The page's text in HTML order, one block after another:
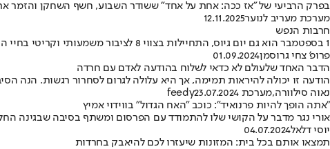
בפרק הרביעי של ״אז ככה: אחת על אחד״ ששודר השבוע, חשף השחקן והזמר
מערכת מעריב לנוער12.11.2025
חרבות הנפש
1 בספטמבר הוא גם יום גיוס, התחיילות בצווי 8 לציבור משמעותי וקריטי בחיי הילדים בישראל - המורים והרופאים, ובצידם כמובן ההורים • אין לנו פריבילגיה להסיר עין מאף ילד או ילדה
פרופ' צחי גרוסמן01.09.2024
הדבר האחד שלעולם לא כדאי לשלוח בהודעה לאדם עם חרדה
הודעה זו יכולה להיראות תמימה, אך היא עלולה לגרום לסחרור רגשות. הנה
נאוה סילוורה,מערכת feedy 23.07.2024
"אתה הופך להיות פרנואיד": כוכב "האח הגדול" בווידוי אמיץ
אורי נגר מדבר על הקושי שלו להתמודד עם הפרסום ומשתף בסיבה שבגינה
יוסי דלאל04.07.2024
תמצאו אותם בכל בית: המזונות שיעזרו לכם להיאבק בחרדות